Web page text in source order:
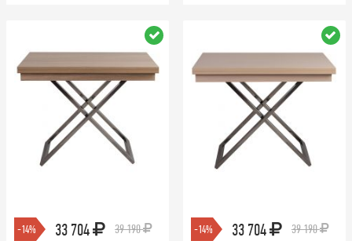
-14% 33 704 39 190 -14% 33 704 39 190